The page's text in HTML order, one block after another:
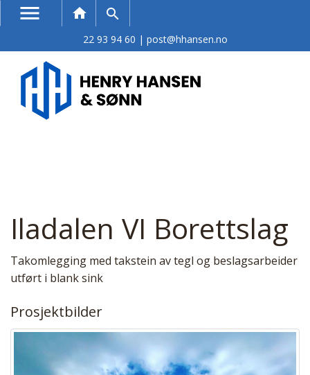
menu home search
22 93 94 60 | post@hhansen.no
Iladalen VI Borettslag
Takomlegging med takstein av tegl og beslagsarbeider
utført i blank sink
Prosjektbilder